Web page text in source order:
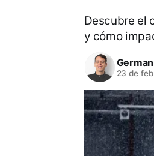
Descubre el
y cómo
23 de